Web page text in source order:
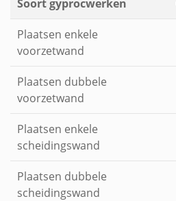
Soort gyprocwerken
Plaatsen enkele
voorzetwand
Plaatsen dubbele
voorzetwand
Plaatsen enkele
scheidingswand
Plaatsen dubbele
scheidingswand